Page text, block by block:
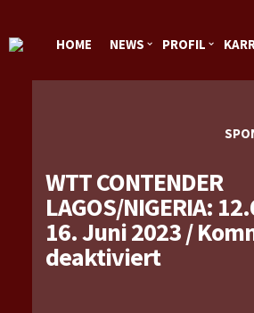
HOME NEWS PROFIL
WTT CONTENDER
LAGOS/NIGERIA:
16. Juni 2023/
deaktiviertfür